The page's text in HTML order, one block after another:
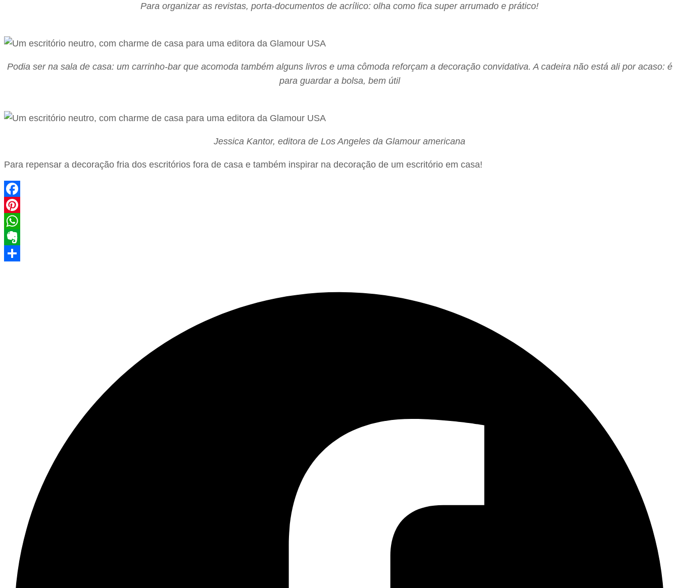
Para organizar as revistas, porta-documentos de acrílico: olha como fica super arrumado e prático!
Podia ser na sala de casa: um carrinho-bar que acomoda também alguns livros e uma cômoda reforçam a decoração convidativa. A cadeira não está ali por acaso: é
para guardar a bolsa, bem útil
Jessica Kantor, editora de Los Angeles da Glamour americana
Para repensar a decoração fria dos escritórios fora de casa e também inspirar na decoração de um escritório em casa!
Facebook
Pinterest
WhatsApp
Evernote